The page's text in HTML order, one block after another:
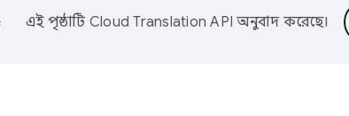
এই পৃষ্ঠাটি Cloud Translation API অনুবাদ করেছে।